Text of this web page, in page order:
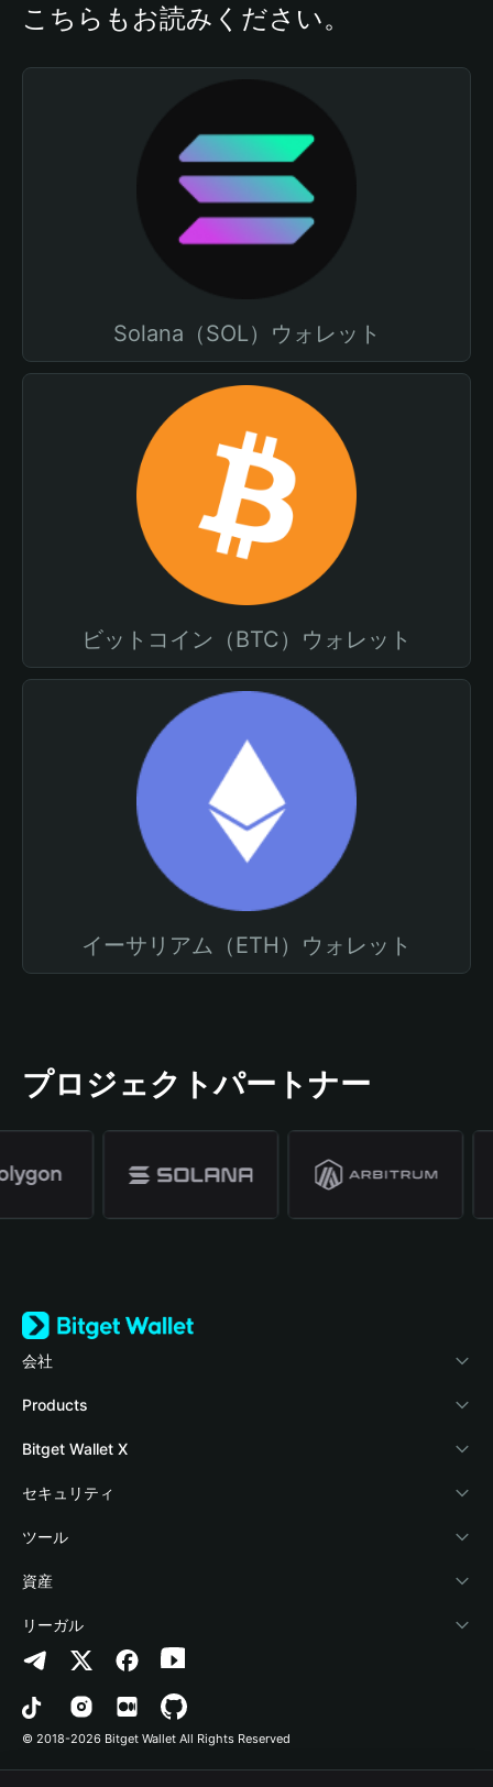
こちらもお読みください。
Solana（SOL）ウォレット
ビットコイン（BTC）ウォレット
イーサリアム（ETH）ウォレット
プロジェクトパートナー
会社
Bitget Walletについて
ブログ
アカデミー
暗号資産ニュース
Help Center
お問い合わせ
ブランドリソース
キャリア
Products
Crypto Card
Stablecoin Earn
Payfi Crypto
Crypto Swap API
Altcoin Season Index
Prediction Markets
DApp
Bitget Wallet X
デベロッパー
ウォレットを接続
Bitget Wallet Pay
プロジェクトを掲載
セキュリティ
保護基金
セキュリティ技術
ツール
暗号資産を購入
認証検出
コントラクト検出
一括送金
資産
Arbitrum
Avalanche
Bitcoin
リーガル
プライバシーポリシー
利用規約
© 2018-2026 Bitget Wallet All Rights Reserved